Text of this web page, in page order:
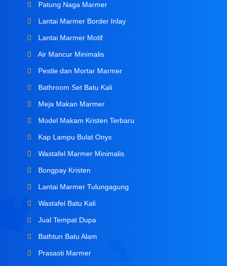
Patung Naga Marmer
Lantai Marmer Border Inlay
Lantai Marmer Motif
Air Mancur Minimalis
Pestle dan Mortar Marmer
Bathroom Set Batu Kali
Meja Makan Marmer
Model Makam Kristen Terbaru
Kap Lampu Bulat Onyx
Wastafel Marmer Minimalis
Bongpay Kristen
Lantai Marmer Tulungagung
Wastafel Batu Kali
Jual Tempat Dupa
Bathtun Batu Alam
Prasasti Marmer